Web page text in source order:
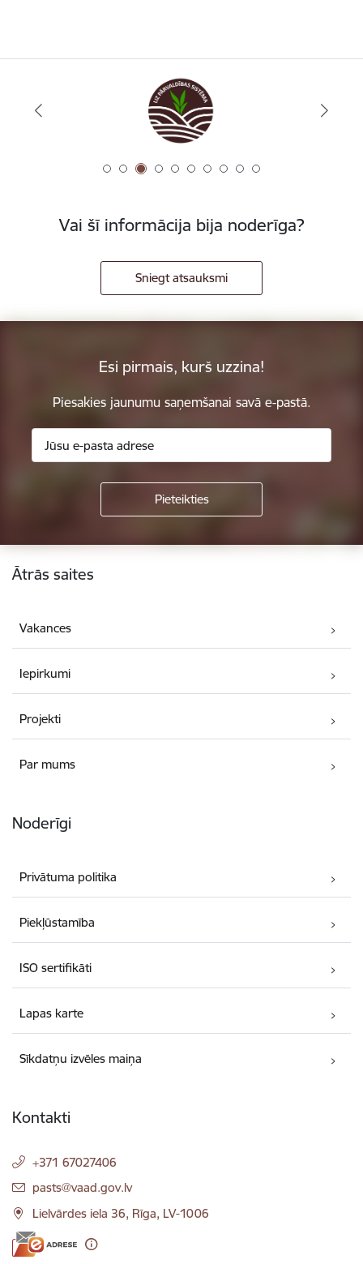
Vai šī informācija bija noderīga?
Sniegt atsauksmi
Esi pirmais, kurš uzzina!
Piesakies jaunumu saņemšanai savā e-pastā.
Kājene
Ātrās saites
Vakances
Iepirkumi
Projekti
Par mums
Noderīgi
Privātuma politika
Piekļūstamība
ISO sertifikāti
Lapas karte
Sīkdatņu izvēles maiņa
Kontakti
+371 67027406
E-pasts:
pasts@vaad.gov.lv
Lielvārdes iela 36, Rīga, LV-1006